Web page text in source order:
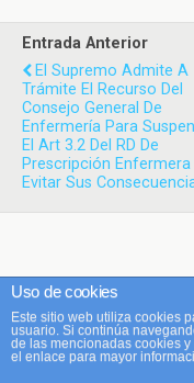
Entrada Anterior
El Supremo Admite A
Trámite El Recurso Del
Consejo General De
Enfermería Para
El Art 3.2 Del RD De
Prescripción Enfermera
Evitar Sus
Móvil
Uso de cookies
Este sitio web utiliza cookies
usuario. Si continúa
de las mencionadas cookies
el enlace para mayor